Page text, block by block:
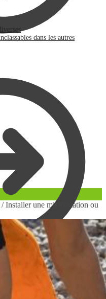
dans les autres
/Installer une micro-station ou